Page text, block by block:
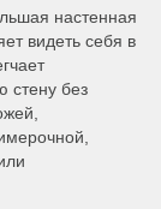
настенная
видеть себя в
стену без